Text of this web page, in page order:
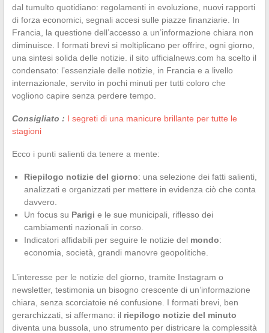
dal tumulto quotidiano: regolamenti in evoluzione, nuovi rapporti
di forza economici, segnali accesi sulle piazze finanziarie. In
Francia, la questione dell’accesso a un’informazione chiara non
diminuisce. I formati brevi si moltiplicano per offrire, ogni giorno,
una sintesi solida delle notizie. il sito ufficialnews.com ha scelto il
condensato: l’essenziale delle notizie, in Francia e a livello
internazionale, servito in pochi minuti per tutti coloro che
vogliono capire senza perdere tempo.
Consigliato : I segreti di una manicure brillante per tutte le
stagioni
Ecco i punti salienti da tenere a mente:
Riepilogo notizie del giorno: una selezione dei fatti salienti,
analizzati e organizzati per mettere in evidenza ciò che conta
davvero.
Un focus su Parigi e le sue municipali, riflesso dei
cambiamenti nazionali in corso.
Indicatori affidabili per seguire le notizie del mondo:
economia, società, grandi manovre geopolitiche.
L’interesse per le notizie del giorno, tramite Instagram o
newsletter, testimonia un bisogno crescente di un’informazione
chiara, senza scorciatoie né confusione. I formati brevi, ben
gerarchizzati, si affermano: il riepilogo notizie del minuto
diventa una bussola, uno strumento per districare la complessità